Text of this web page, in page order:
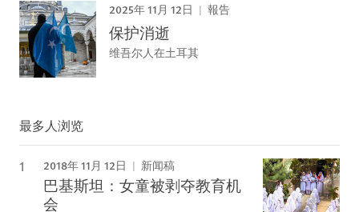
2025年 11月 12日 報告
保护消逝
维吾尔人在土耳其
最多人浏览
2018年 11月 12日 新闻稿
巴基斯坦：女童被剥夺教育机
会